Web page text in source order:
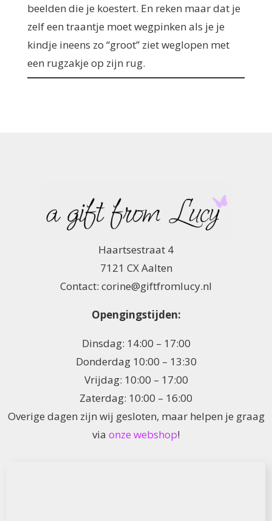
beelden die je koestert. En reken maar dat je
zelf een traantje moet wegpinken als je je
kindje ineens zo “groot” ziet weglopen met
een rugzakje op zijn rug.
Haartsestraat 4
7121 CX Aalten
Contact: corine@giftfromlucy.nl
Opengingstijden:
Dinsdag: 14:00 – 17:00
Donderdag 10:00 – 13:30
Vrijdag: 10:00 – 17:00
Zaterdag: 10:00 – 16:00
Overige dagen zijn wij gesloten, maar helpen je graag
via onze webshop!